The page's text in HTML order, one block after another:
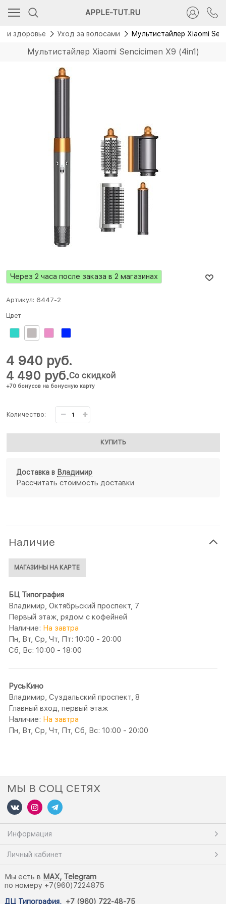
APPLE-TUT.RU
и здоровье Уход за волосами Мультистайлер Xiaomi
Мультистайлер Xiaomi Sencicimen X9 (4in1)
Через 2 часа после заказа в 2 магазинах
Артикул: 6447-2
Цвет
4 490 руб.
+70 бонусов на бонусную карту
Со скидкой
4 940 руб.
Количество:
КУПИТЬ
Доставка в Владимир
Рассчитать стоимость доставки
Наличие
МАГАЗИНЫ НА КАРТЕ
БЦ Типография
Владимир, Октябрьский проспект, 7
Первый этаж, рядом с кофейней
Наличие: На завтра
Пн, Вт, Ср, Чт, Пт: 10:00 - 20:00
Сб, Вс: 10:00 - 18:00
РусьКино
Владимир, Суздальский проспект, 8
Главный вход, первый этаж
Наличие: На завтра
Пн, Вт, Ср, Чт, Пт, Сб, Вс: 10:00 - 20:00
МЫ В СОЦ СЕТЯХ
Информация
Личный кабинет
Мы есть в MAX, Telegram
по номеру +7(960)7224875
ДЦ Типография, +7 (960) 722-48-75